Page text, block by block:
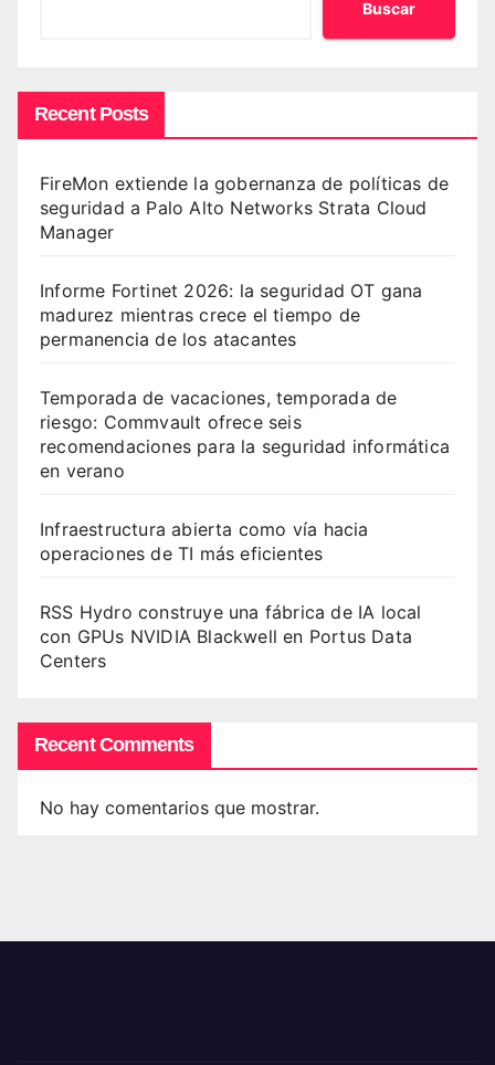
Buscar
Recent Posts
FireMon extiende la gobernanza de políticas de
seguridad a Palo Alto Networks Strata Cloud
Manager
Informe Fortinet 2026: la seguridad OT gana
madurez mientras crece el tiempo de
permanencia de los atacantes
Temporada de vacaciones, temporada de
riesgo: Commvault ofrece seis
recomendaciones para la seguridad informática
en verano
Infraestructura abierta como vía hacia
operaciones de TI más eficientes
RSS Hydro construye una fábrica de IA local
con GPUs NVIDIA Blackwell en Portus Data
Centers
Recent Comments
No hay comentarios que mostrar.